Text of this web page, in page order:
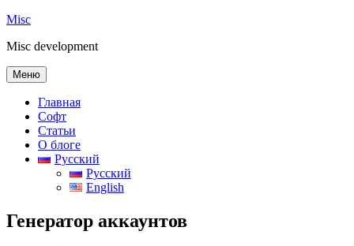
Перейти
содержимому
Misc
Misc development
Меню
Главная
Софт
Статьи
О блоге
Русский
Русский
English
Генератор аккаунтов